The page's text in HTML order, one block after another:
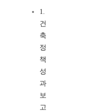
1.
건
축
정
책
성
과
보
고